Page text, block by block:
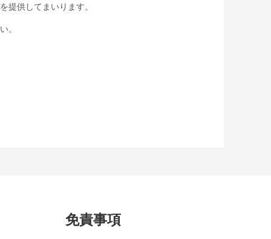
提供してまいります。
。
免責事項